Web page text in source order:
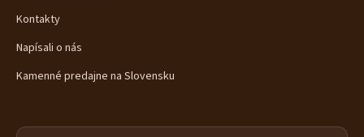
Kontakty
Napísali o nás
Kamenné predajne na Slovensku